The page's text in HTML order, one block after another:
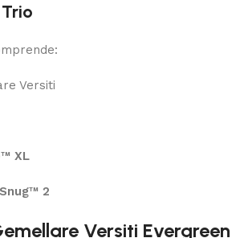
Versiti
XL
2
Versiti Evergreen